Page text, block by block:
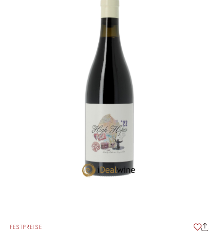
FESTPREISE